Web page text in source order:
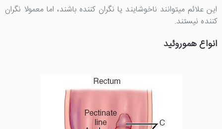
این علائم میتوانند ناخوشایند یا نگران کننده باشند، اما معمولا نگران
کننده نیستند.
انواع هموروئید